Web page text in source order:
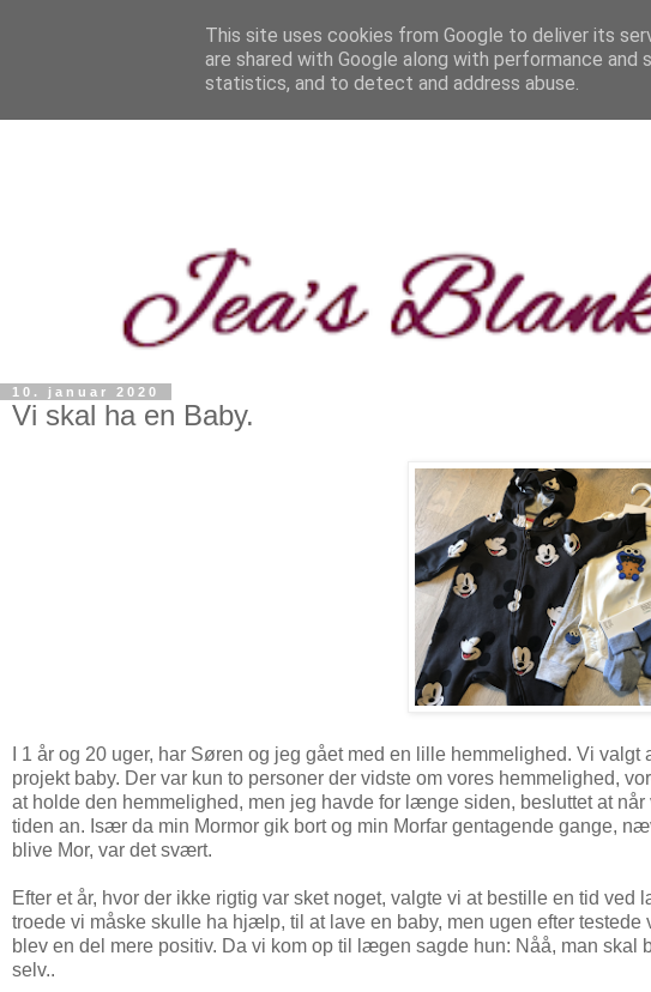
10. januar 2020
Vi skal ha en Baby.
I 1 år og 20 uger, har Søren og jeg gået med en lille hemmelighed. Vi
projekt baby. Der var kun to personer der vidste om vores hemmelighed,
at holde den hemmelighed, men jeg havde for længe siden, besluttet at
tiden an. Især da min Mormor gik bort og min Morfar gentagende gange,
blive Mor, var det svært.
Efter et år, hvor der ikke rigtig var sket noget, valgte vi at bestille en tid
troede vi måske skulle ha hjælp, til at lave en baby, men ugen efter
blev en del mere positiv. Da vi kom op til lægen sagde hun: Nåå, man skal
selv..
This site uses cookies from Google to deliver its
are shared with Google along with performance
statistics, and to detect and address abuse.